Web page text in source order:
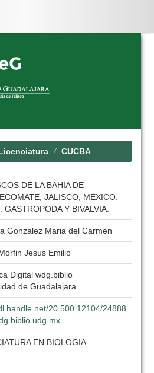
CUCBA
DE LA BAHIA DE
JALISCO, MEXICO.
GASTROPODA Y BIVALVIA.
Gonzalez Maria del Carmen
Jesus Emilio
Digital wdg.biblio
de Guadalajara
20.500.12104/24888
EN BIOLOGIA